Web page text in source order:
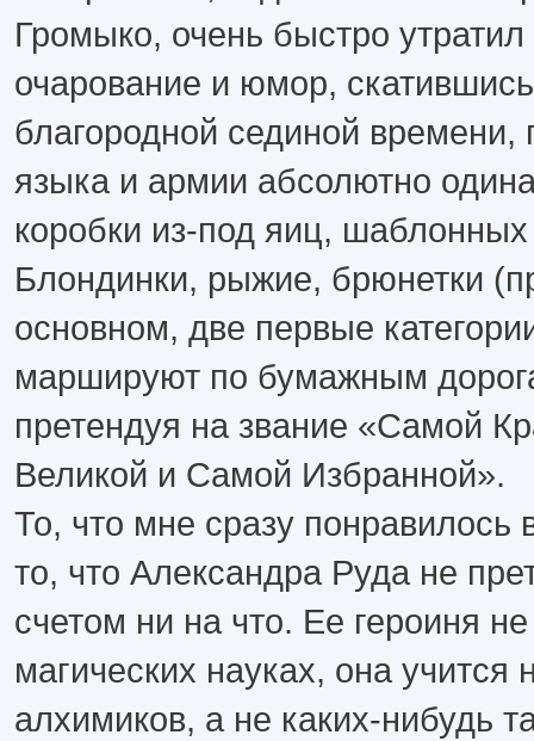
Громыко, очень быстро утратил
очарование и юмор,
благородной сединой времени,
языка и армии абсолютно
коробки из-под яиц, шаблонных
Блондинки, рыжие, брюнетки
основном, две первые
маршируют по бумажным
претендуя на звание «Самой
Великой и Самой Избранной».
То, что мне сразу
то, что Александра Руда не
счетом ни на что. Ее героиня
магических науках, она учится
алхимиков, а не каких-нибудь